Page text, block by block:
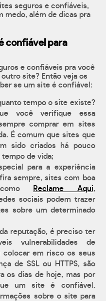
seguros e confiáveis,
medo, além de dicas pra
confiável para
e confiáveis pra você
site? Então veja os
se um site é confiável:
tempo o site existe?
você verifique essa
comprar em sites
É comum que sites que
sido criados há pouco
de vida;
para a experiência
sempre, sites com boa
como
Reclame Aqui,
sociais podem trazer
sobre um determinado
reputação, é preciso ter
vulnerabilidades de
colocar em risco os seus
de SSL ou HTTPS, são
os dias de hoje, mas por
um site é confiável.
sobre o site para